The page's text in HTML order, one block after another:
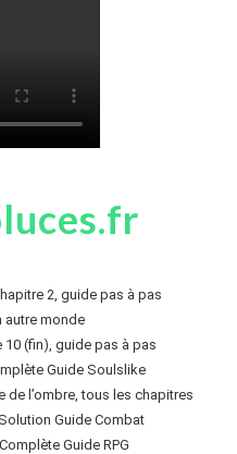
2, guide pas à pas
autre monde
(fin), guide pas à pas
Guide Soulslike
de l’ombre, tous les chapitres
Guide Combat
Guide RPG